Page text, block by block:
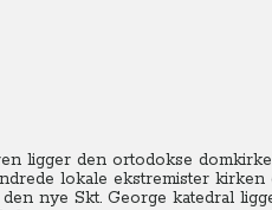
ligger den ortodokse
lokale ekstremister kirken
nye Skt. George katedral